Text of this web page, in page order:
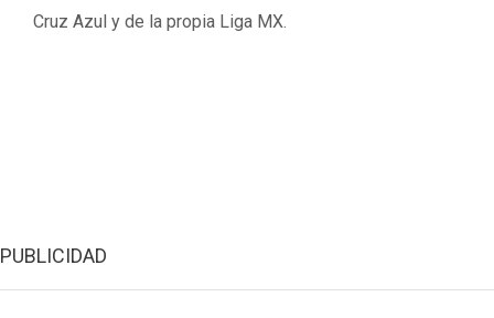
Cruz Azul y de la propia Liga MX.
PUBLICIDAD